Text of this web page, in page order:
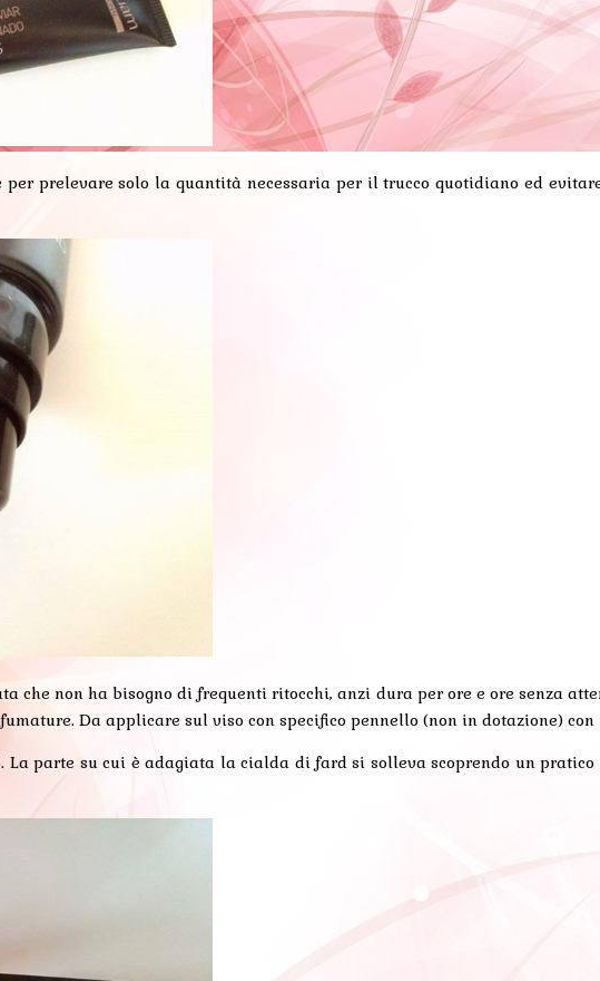
per prelevare solo la quantità necessaria per il trucco quotidiano ed
che non ha bisogno di frequenti ritocchi, anzi dura per ore e ore senza
Da applicare sul viso con specifico pennello (non in dotazione)
La parte su cui è adagiata la cialda di fard si solleva scoprendo un